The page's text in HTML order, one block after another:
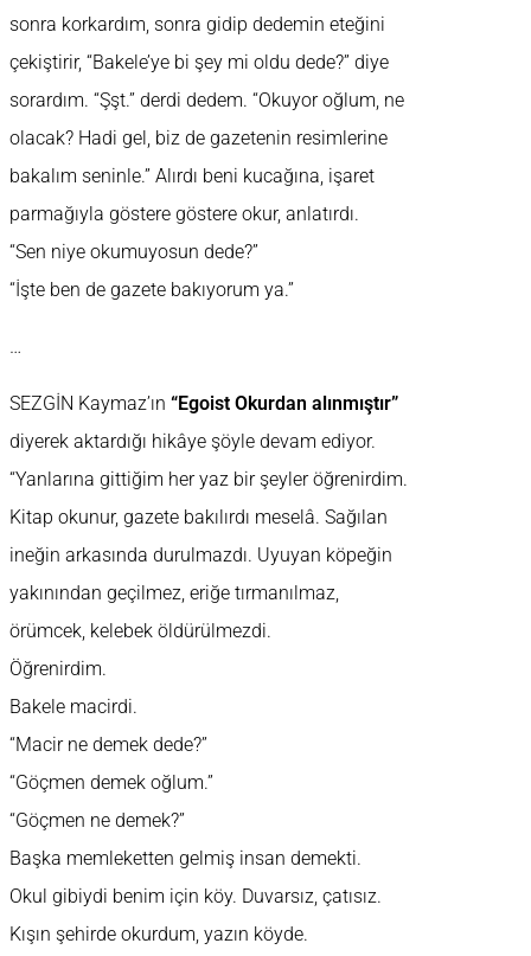
sonra korkardım, sonra gidip dedemin eteğini
çekiştirir, “Bakele’ye bi şey mi oldu dede?” diye
sorardım. “Şşt.” derdi dedem. “Okuyor oğlum, ne
olacak? Hadi gel, biz de gazetenin resimlerine
bakalım seninle.” Alırdı beni kucağına, işaret
parmağıyla göstere göstere okur, anlatırdı.
“Sen niye okumuyosun dede?”
“İşte ben de gazete bakıyorum ya.”
…
SEZGİN Kaymaz’ın “Egoist Okurdan alınmıştır”
diyerek aktardığı hikâye şöyle devam ediyor.
“Yanlarına gittiğim her yaz bir şeyler öğrenirdim.
Kitap okunur, gazete bakılırdı meselâ. Sağılan
ineğin arkasında durulmazdı. Uyuyan köpeğin
yakınından geçilmez, eriğe tırmanılmaz,
örümcek, kelebek öldürülmezdi.
Öğrenirdim.
Bakele macirdi.
“Macir ne demek dede?”
“Göçmen demek oğlum.”
“Göçmen ne demek?”
Başka memleketten gelmiş insan demekti.
Okul gibiydi benim için köy. Duvarsız, çatısız.
Kışın şehirde okurdum, yazın köyde.